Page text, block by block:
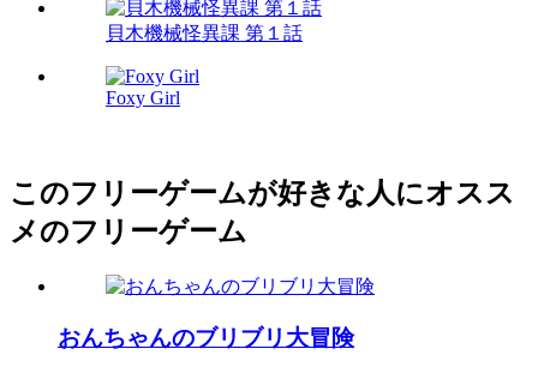
貝木機械怪異課 第１話
Foxy Girl
このフリーゲームが好きな人にオスス
メのフリーゲーム
おんちゃんのブリブリ大冒険